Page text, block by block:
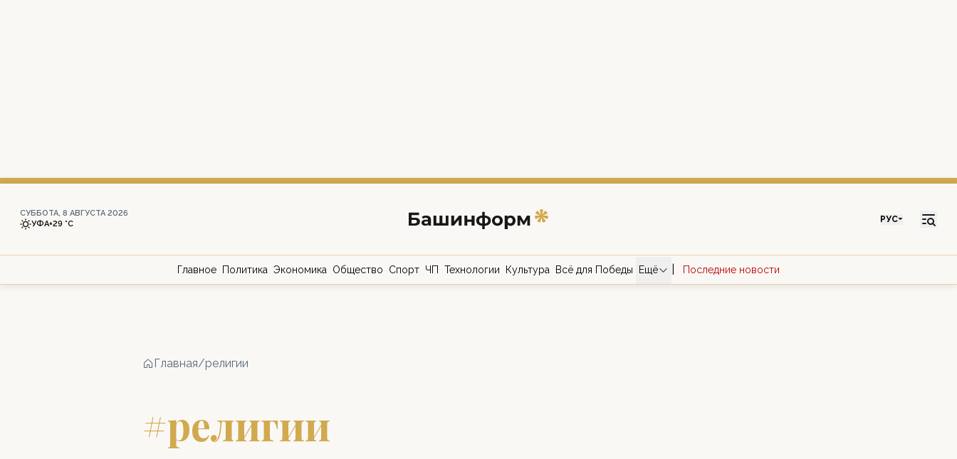
СУББОТА, 8 АВГУСТА 2026
УФА+29 °С РУС
Главное Политика Экономика Общество Спорт ЧП Технологии Культура Всё для Победы Ещё Последние новости
Главная/религии
#религии